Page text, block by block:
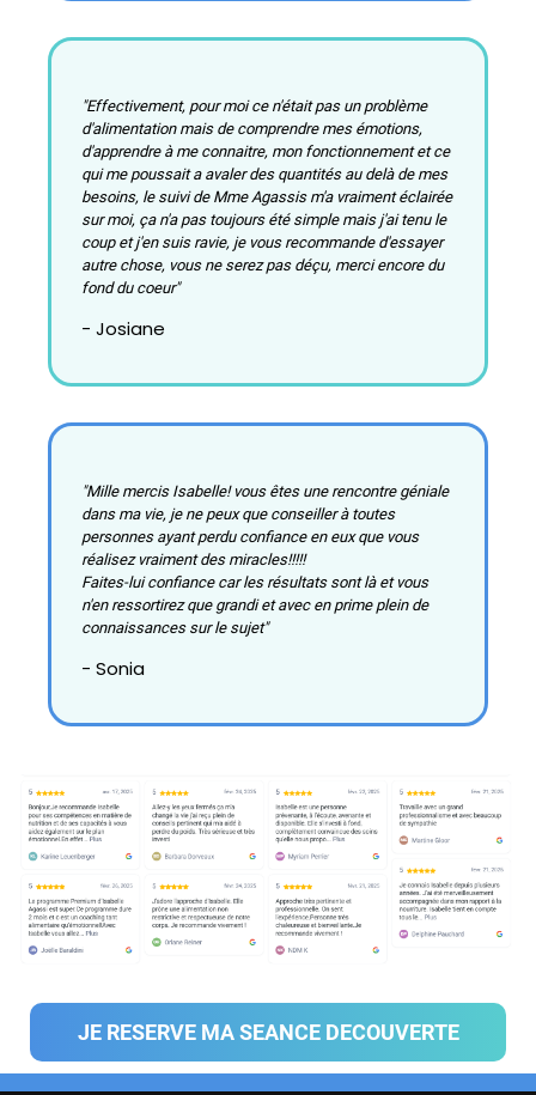
"Effectivement, pour moi ce n'était pas un problème
d'alimentation mais de comprendre mes émotions,
d'apprendre à me connaitre, mon fonctionnement et ce
qui me poussait a avaler des quantités au delà de mes
besoins, le suivi de Mme Agassis m'a vraiment éclairée
sur moi, ça n'a pas toujours été simple mais j'ai tenu le
coup et j'en suis ravie, je vous recommande d'essayer
autre chose, vous ne serez pas déçu, merci encore du
fond du coeur"
- Josiane
"Mille mercis Isabelle! vous êtes une rencontre géniale
dans ma vie, je ne peux que conseiller à toutes
personnes ayant perdu confiance en eux que vous
réalisez vraiment des miracles!!!!!
Faites-lui confiance car les résultats sont là et vous
n'en ressortirez que grandi et avec en prime plein de
connaissances sur le sujet"
- Sonia
JE RESERVE MA SEANCE DECOUVERTE